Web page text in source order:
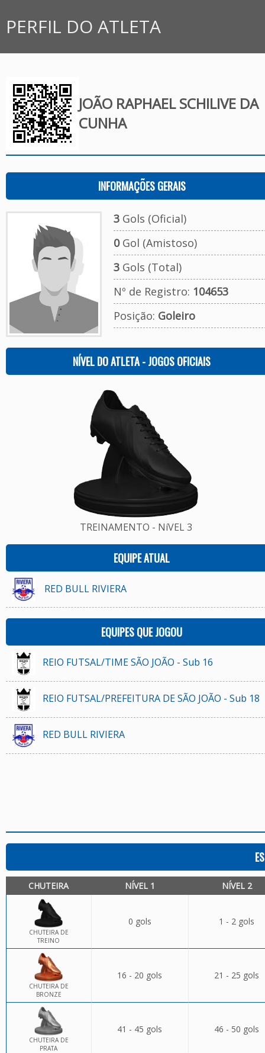
PERFIL DO ATLETA
JOÃO RAPHAEL SCHILIVE DA
CUNHA
INFORMAÇÕES GERAIS
3Gols (Oficial)
0Gol (Amistoso)
3Gols (Total)
Nº de Registro: 104653
Posição: Goleiro
NÍVEL DO ATLETA - JOGOS OFICIAIS
TREINAMENTO - NíVEL 3
EQUIPE ATUAL
RED BULL RIVIERA
EQUIPES QUE JOGOU
REIO FUTSAL/TIME SÃO JOÃO - Sub 16
REIO FUTSAL/PREFEITURA DE SÃO JOÃO - Sub 18
RED BULL RIVIERA
CHUTEIRA NÍVEL 1 NÍVEL 2
CHUTEIRA DE
TREINO
0 gols 1 - 2 gols
CHUTEIRA DE
BRONZE
16 - 20 gols 21 - 25 gols
CHUTEIRA DE
PRATA
41 - 45 gols 46 - 50 gols